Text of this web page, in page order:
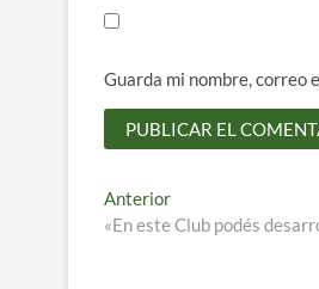
Guarda mi nombre, correo
Navegación
de
AnteriorEntrada
anterior:
«En este Club podés